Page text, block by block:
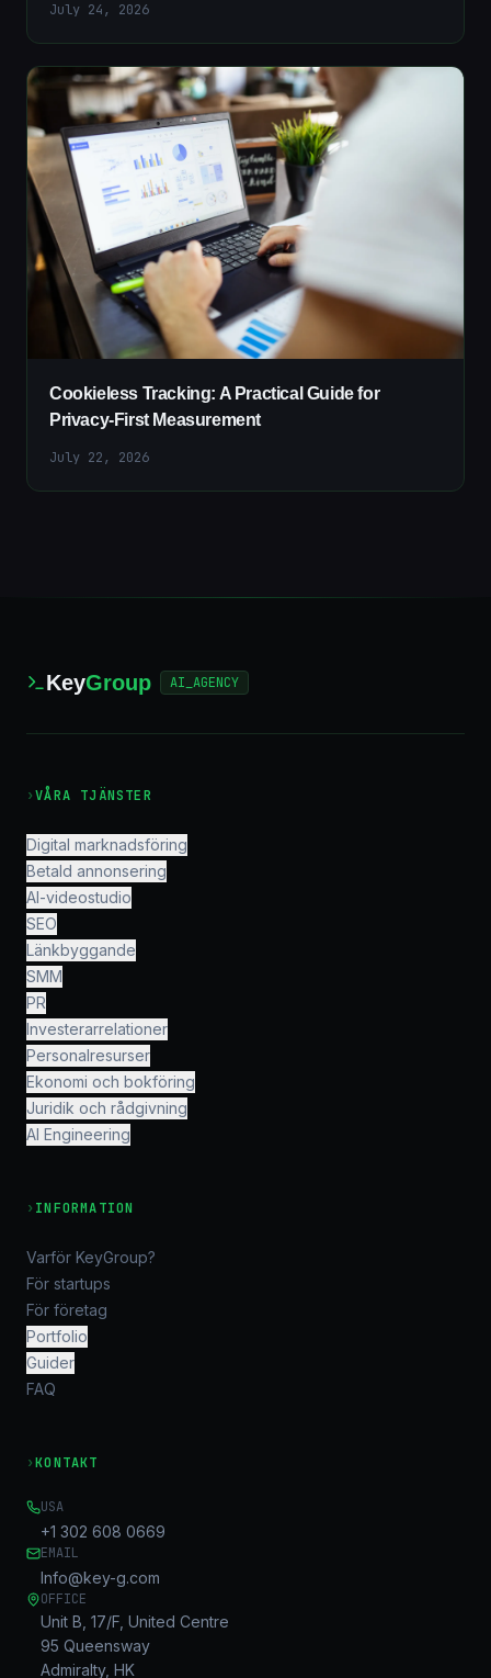
July 24, 2026
Cookieless Tracking: A Practical Guide for
Privacy-First Measurement
July 22, 2026
KeyGroup AI_AGENCY
›VÅRA TJÄNSTER
Digital marknadsföring
Betald annonsering
AI-videostudio
SEO
Länkbyggande
SMM
PR
Investerarrelationer
Personalresurser
Ekonomi och bokföring
Juridik och rådgivning
AI Engineering
› INFORMATION
Varför KeyGroup?
För startups
För företag
Portfolio
Guider
FAQ
›KONTAKT
USA
+1 302 608 0669
EMAIL
Info@key-g.com
OFFICE
Unit B, 17/F, United Centre
95 Queensway
Admiralty, HK